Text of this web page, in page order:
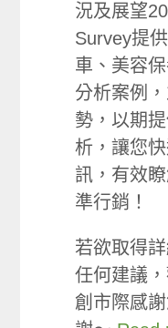
況及展望
Survey提
車、美容
分析案例
勢，以期
析，讓您
訊，有效
準行銷！
若欲取得
任何建議
創市際感